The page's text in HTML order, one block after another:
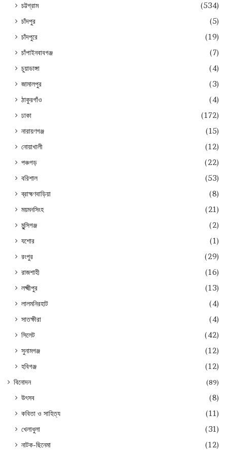
চট্টগ্রাম
(534)
চাঁদপুর
(5)
চাঁদপুরে
(19)
চাঁপাইনবাবগঞ্জ
(7)
চুয়াডাঙ্গা
(4)
জামালপুর
(3)
ঠাকুরগাঁও
(4)
ঢাকা
(172)
নারায়ণগঞ্জ
(15)
নোয়াখালী
(12)
পঞ্চগড়
(22)
বরিশাল
(53)
ব্রাহ্মণবাড়িয়া
(8)
ময়মনসিংহ
(21)
মুন্সিগঞ্জ
(2)
যশোর
(1)
রংপুর
(29)
রাজশাহী
(16)
লক্ষ্মীপুর
(13)
লালমনিরহাট
(4)
সাতক্ষীরা
(4)
সিলেট
(42)
সুনামগঞ্জ
(12)
হবিগঞ্জ
(12)
বিনোদন (89)
উৎসব
(8)
কবিতা ও সাহিত্য
(11)
খেলাধুলা
(31)
নাটক-ছিনেমা
(12)